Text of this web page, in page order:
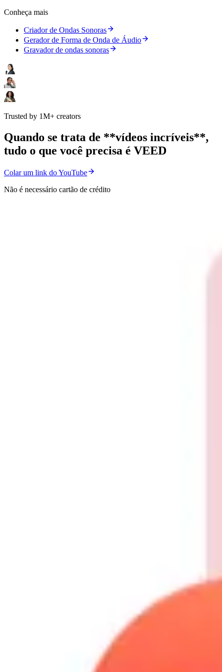
Conheça mais
Criador de Ondas Sonoras
Gerador de Forma de Onda de Áudio
Gravador de ondas sonoras
Trusted by 1M+ creators
Quando se trata de **vídeos incríveis**,
tudo o que você precisa é VEED
Colar um link do YouTube
Não é necessário cartão de crédito